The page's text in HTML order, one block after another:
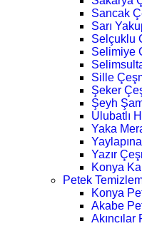
Sancak
Sarı
Selçuklu
Selimiye
Sille
Şeker
Şeyh
Ulubatlı
Yaka
Yazır
Konya
Petek
Konya
Akabe